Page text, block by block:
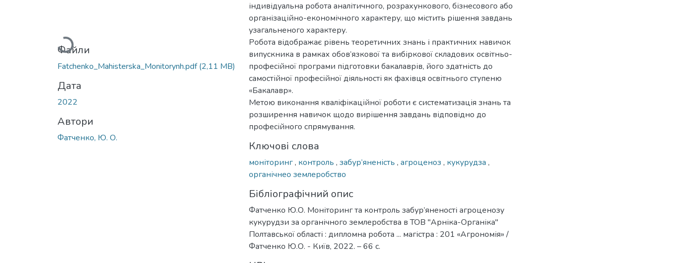
Вантажиться...
Файли
Fatchenko_Мahisterska_Monitorynh.pdf(2,11 MB)
Дата
2022
Автори
Фатченко, Ю. О.
індивідуальна робота аналітичного, розрахункового, бізнесового або
організаційно-економічного характеру, що містить рішення завдань
узагальненого характеру.
Робота відображає рівень теоретичних знань і практичних навичок
випускника в рамках обов’язкової та вибіркової складових освітньо-
професійної програми підготовки бакалаврів, його здатність до
самостійної професійної діяльності як фахівця освітнього ступеню
«Бакалавр».
Метою виконання кваліфікаційної роботи є систематизація знань та
розширення навичок щодо вирішення завдань відповідно до
професійного спрямування.
Ключові слова
моніторинг, контроль , забур’яненість , агроценоз , кукурудза ,
органічнео землеробство
Бібліографічний опис
Фатченко Ю.О. Моніторинг та контроль забур’яненості агроценозу
кукурудзи за органічного землеробства в ТОВ "Арніка-Органіка"
Полтавської області : дипломна робота ... магістра : 201 «Агрономія» /
Фатченко Ю.О. - Київ, 2022. – 66 с.